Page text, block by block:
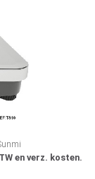
en verz. kosten.